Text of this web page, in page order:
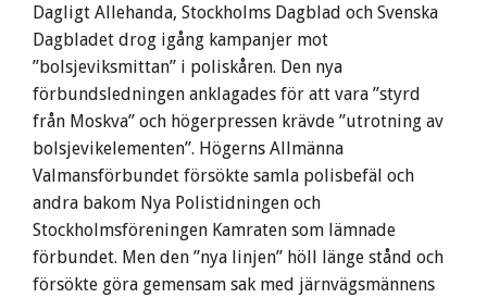
Dagligt Allehanda, Stockholms Dagblad och Svenska
Dagbladet drog igång kampanjer mot
”bolsjeviksmittan” i poliskåren. Den nya
förbundsledningen anklagades för att vara ”styrd
från Moskva” och högerpressen krävde ”utrotning av
bolsjevikelementen”. Högerns Allmänna
Valmansförbundet försökte samla polisbefäl och
andra bakom Nya Polistidningen och
Stockholmsföreningen Kamraten som lämnade
förbundet. Men den ”nya linjen” höll länge stånd och
försökte göra gemensam sak med järnvägsmännens